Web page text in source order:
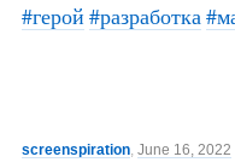
#герой #разработка
screenspiration, June 16, 2022